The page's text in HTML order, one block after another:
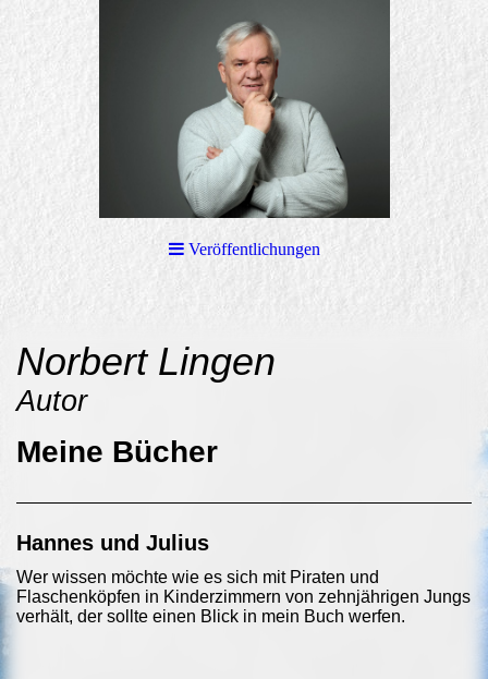
Veröffentlichungen
Norbert Lingen
Autor
Meine Bücher
Hannes und Julius
Wer wissen möchte wie es sich mit Piraten und
Flaschenköpfen in Kinderzimmern von zehnjährigen Jungs
verhält, der sollte einen Blick in mein Buch werfen.